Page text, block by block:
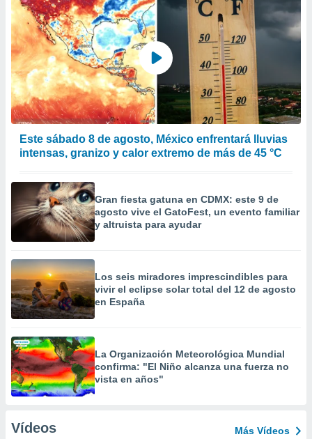
Este sábado 8 de agosto, México enfrentará lluvias
intensas, granizo y calor extremo de más de 45 °C
Gran fiesta gatuna en CDMX: este 9 de
agosto vive el GatoFest, un evento familiar
y altruista para ayudar
Los seis miradores imprescindibles para
vivir el eclipse solar total del 12 de agosto
en España
La Organización Meteorológica Mundial
confirma: "El Niño alcanza una fuerza no
vista en años"
Vídeos Más Vídeos